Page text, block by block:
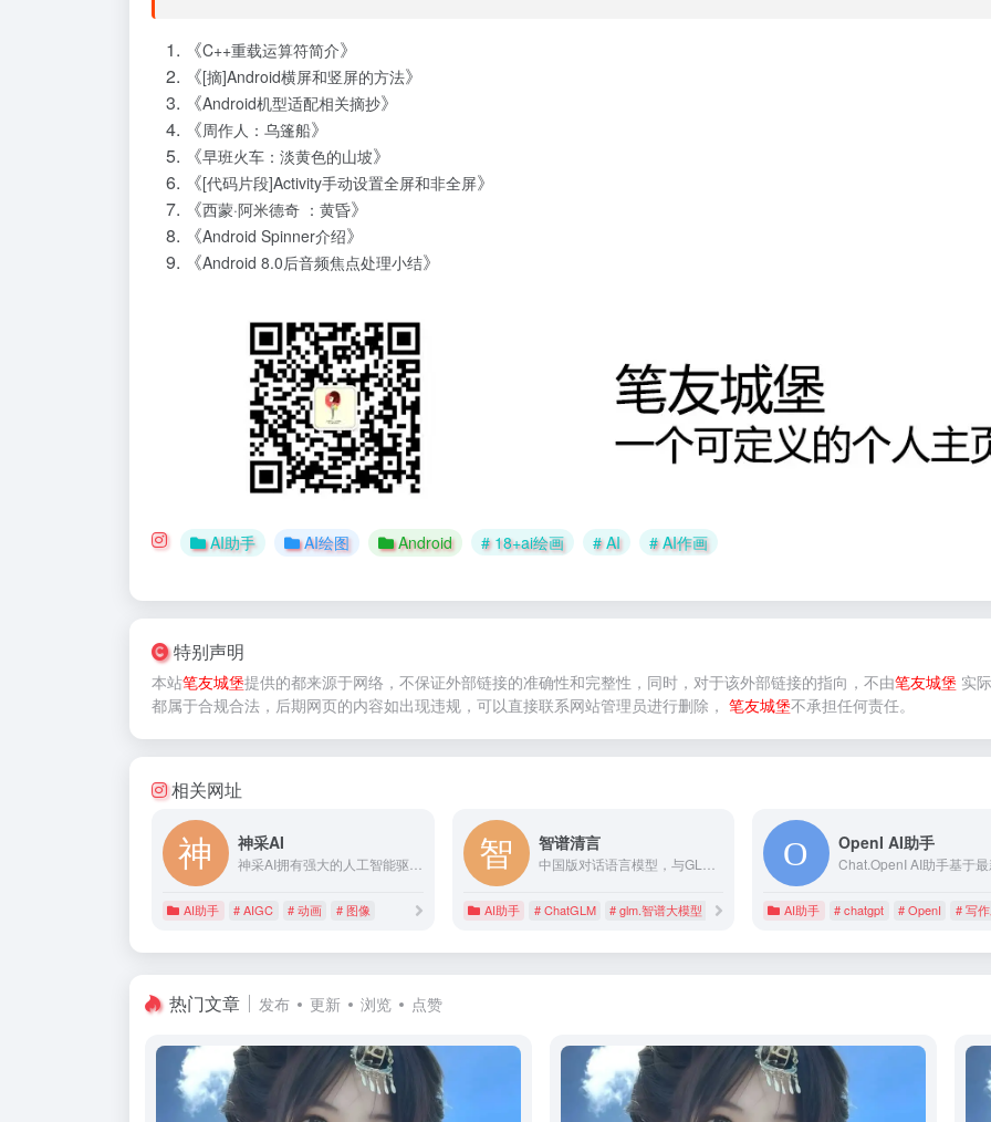
《C++重载运算符简介》
《[摘]Android横屏和竖屏的方法》
《Android机型适配相关摘抄》
《周作人：乌篷船》
《早班火车：淡黄色的山坡》
《[代码片段]Activity手动设置全屏和非全屏》
《西蒙·阿米德奇 ：黄昏》
《Android Spinner介绍》
《Android 8.0后音频焦点处理小结》
AI助手 AI绘图 Android # 18+ai绘画 # AI # AI作画
特别声明
本站笔友城堡提供的都来源于网络，不保证外部链接的准确性和完整性，同时，对于该外部链接的指向，不由笔友城堡 实
都属于合规合法，后期网页的内容如出现违规，可以直接联系网站管理员进行删除， 笔友城堡不承担任何责任。
相关网址
神采AI
AI助手 # AIGC # 动画 # 图像
智谱清言
AI助手 # ChatGLM # glm.智谱大模型 # 中国版chatgpt
OpenI AI助手
AI助手 # chatgpt # OpenI # 写
热门文章 发布 更新 浏览 点赞